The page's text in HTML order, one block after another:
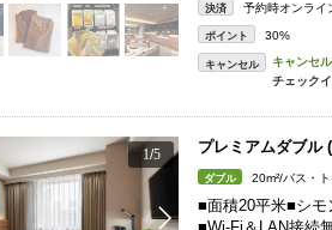
決済 予約時オンライ
ポイント 30%
キャンセル
1/5 プレミアムダブル
ダブル 20m²/バス・
■面積20平米■シモ